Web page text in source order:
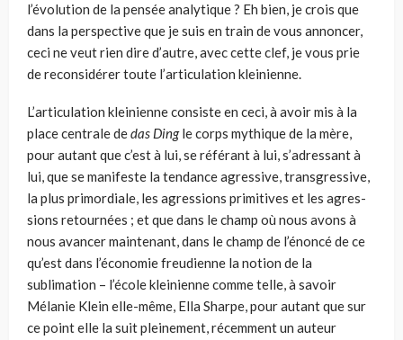
l’évolution de la pensée analytique ? Eh bien, je crois que
dans la perspective que je suis en train de vous annoncer,
ceci ne veut rien dire d’autre, avec cette clef, je vous prie
de reconsidérer toute l’articulation kleinienne.
L’articulation kleinienne consiste en ceci, à avoir mis à la
place centrale dedas Dingle corps mythique de la mère,
pour autant que c’est à lui, se référant à lui, s’adressant à
lui, que se manifeste la tendance agressive, transgressive,
la plus primordiale, les agressions primitives et les agres­
sions retournées ; et que dans le champ où nous avons à
nous avancer maintenant, dans le champ de l’énoncé de ce
qu’est dans l’économie freu­dienne la notion de la
sublimation – l’école kleinienne comme telle, à savoir
Mélanie Klein elle-même, Ella Sharpe, pour autant que sur
ce point elle la suit pleinement, récemment un auteur